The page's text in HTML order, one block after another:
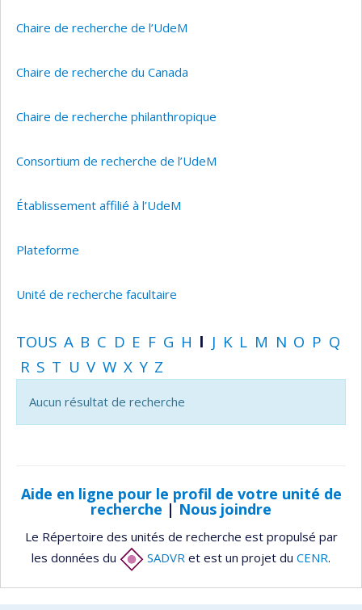
Chaire de recherche de l’UdeM
Chaire de recherche du Canada
Chaire de recherche philanthropique
Consortium de recherche de l’UdeM
Établissement affilié à l’UdeM
Plateforme
Unité de recherche facultaire
TOUS A B C D E F G H I J K L M N O P Q
R S T U V W X Y Z
Aucun résultat de recherche
Aide en ligne pour le profil de votre unité de
recherche | Nous joindre
Le Répertoire des unités de recherche est propulsé par
les données du
SADVR et est un projet du CENR.